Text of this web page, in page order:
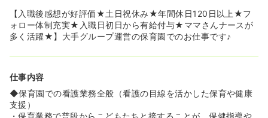
が可能です≫
◆運動会などのイベントを除く土日祝完全休み！
◆入職日初日から有給付与が付与されます！急なお子様の
す！
≪全てのこどもが健康に過ごせる未来をサポートする仕事
です★≫
◆6年間という長い期間の子どもたちの成長を、保護者の
【入職後感想が好評価★土日祝休み★年間休日120日以上★フ
ォロー体制充実★入職日初日から有給付与★ママさんナースが
多く活躍★】大手グループ運営の保育園でのお仕事です♪
仕事内容
◆保育園での看護業務全般（看護の目線を活かした保育や健康
支援）
・保育業務で普段からこどもたちと接することが、保健指導や